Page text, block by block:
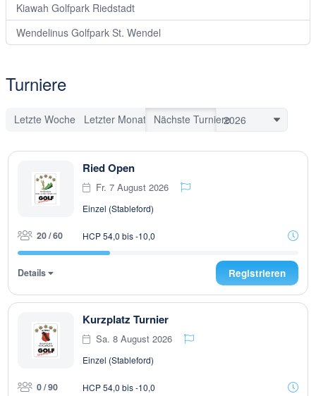
Kiawah Golfpark Riedstadt
Wendelinus Golfpark St. Wendel
Turniere
Letzte Woche Letzter Monat Nächste Turniere
Ried Open
Fr. 7 August 2026
Einzel (Stableford)
20 / 60 HCP 54,0 bis -10,0
Details Registrieren
Kurzplatz Turnier
Sa. 8 August 2026
Einzel (Stableford)
0 / 90 HCP 54,0 bis -10,0